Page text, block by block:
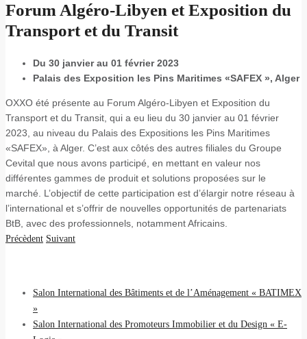
Forum Algéro-Libyen et Exposition du
Transport et du Transit
Du 30 janvier au 01 février 2023
Palais des Exposition les Pins Maritimes «SAFEX », Alger
OXXO été présente au Forum Algéro-Libyen et Exposition du
Transport et du Transit, qui a eu lieu du 30 janvier au 01 février
2023, au niveau du Palais des Expositions les Pins Maritimes
«SAFEX», à Alger. C’est aux côtés des autres filiales du Groupe
Cevital que nous avons participé, en mettant en valeur nos
différentes gammes de produit et solutions proposées sur le
marché. L’objectif de cette participation est d’élargir notre réseau à
l’international et s’offrir de nouvelles opportunités de partenariats
BtB, avec des professionnels, notamment Africains.
Précèdent Suivant
Salon International des Bâtiments et de l’Aménagement « BATIMEX
»
Salon International des Promoteurs Immobilier et du Design « E-